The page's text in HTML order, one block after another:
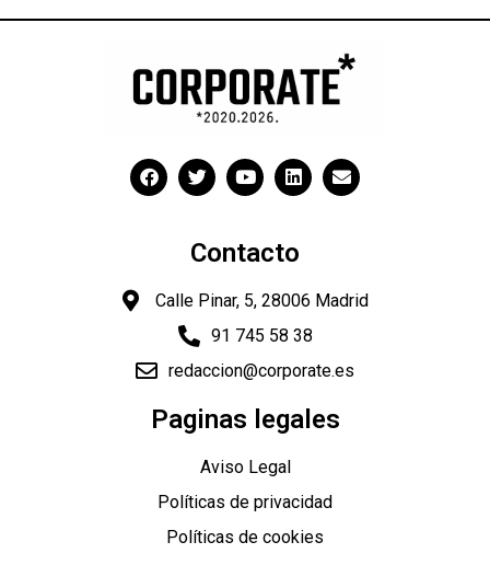
Contacto
Calle Pinar, 5, 28006 Madrid
91 745 58 38
redaccion@corporate.es
Paginas legales
Aviso Legal
Políticas de privacidad
Políticas de cookies